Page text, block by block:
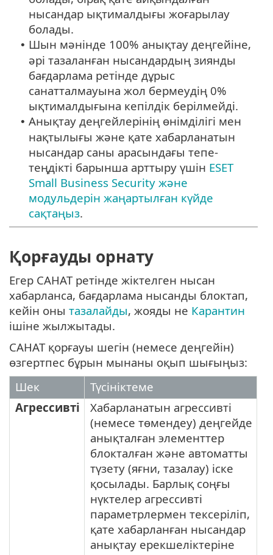
нысандар ықтималдығы жоғарылау
болады.
• Шын мәнінде 100% анықтау деңгейіне,
әрі тазаланған нысандардың зиянды
бағдарлама ретінде дұрыс
санатталмауына жол бермеудің 0%
ықтималдығына кепілдік берілмейді.
• Анықтау деңгейлерінің өнімділігі мен
нақтылығы және қате хабарланатын
нысандар саны арасындағы тепе-
теңдікті барынша арттыру үшін ESET
Small Business Security және
модульдерін жаңартылған күйде
сақтаңыз.
Қорғауды орнату
Егер САНАТ ретінде жіктелген нысан
хабарланса, бағдарлама нысанды блоктап,
кейін оны тазалайды, жояды не Карантин
ішіне жылжытады.
САНАТ қорғауы шегін (немесе деңгейін)
өзгертпес бұрын мынаны оқып шығыңыз:
Шек
Түсініктеме
Агрессивті
Хабарланатын агрессивті
(немесе төмендеу) деңгейде
анықталған элементтер
блокталған және автоматты
түзету (яғни, тазалау) іске
қосылады. Барлық соңғы
нүктелер агрессивті
параметрлермен тексеріліп,
қате хабарланған нысандар
анықтау ерекшеліктеріне